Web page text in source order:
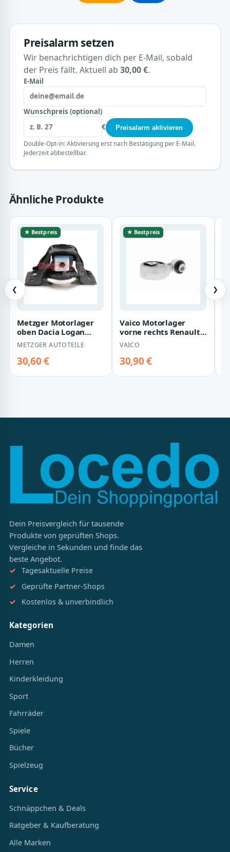
Preisalarm setzen
Wir benachrichtigen dich per E-Mail, sobald
der Preis fällt. Aktuell ab 30,00 €.
E-Mail
Wunschpreis (optional)
€
Preisalarm aktivieren
Double-Opt-in: Aktivierung erst nach Bestätigung per E-Mail.
Jederzeit abbestellbar.
Ähnliche Produkte
❮
★ Bestpreis
Metzger Motorlager
oben Dacia Logan
Renault Grand Logan
Megane Sc?nic…
METZGER AUTOTEILE
30,60 €
★ Bestpreis
Vaico Motorlager
vorne rechts Renault
Grand Kangoo
Megane Sc?nic
VAICO
30,90 €
❯
Dein Preisvergleich für tausende
Produkte von geprüften Shops.
Vergleiche in Sekunden und finde das
beste Angebot.
Tagesaktuelle Preise
Geprüfte Partner-Shops
Kostenlos & unverbindlich
Kategorien
Damen
Herren
Kinderkleidung
Sport
Fahrräder
Spiele
Bücher
Spielzeug
Service
Schnäppchen & Deals
Ratgeber & Kaufberatung
Alle Marken